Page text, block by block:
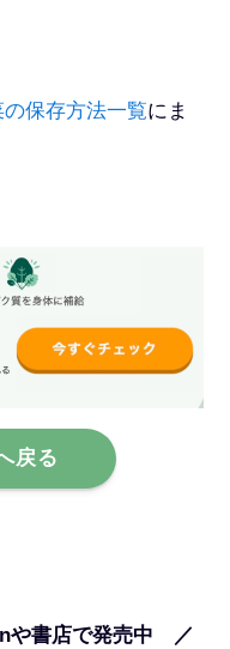
の保存方法一覧にま
戻る
書店で発売中 ／